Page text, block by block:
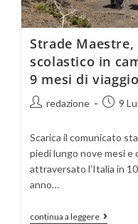
Strade Maestre,
scolastico in
9 mesi di
redazione 9
Scarica il comunicato
piedi lungo nove mesi
attraversato l’Italia in
anno…
continua a leggere